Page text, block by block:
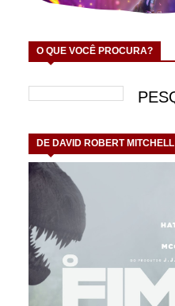
O QUE VOCÊ PROCURA?
DE DAVID ROBERT MITCHELL